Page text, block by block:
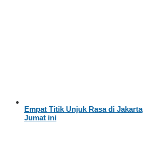
Empat Titik Unjuk Rasa di Jakarta
Jumat ini